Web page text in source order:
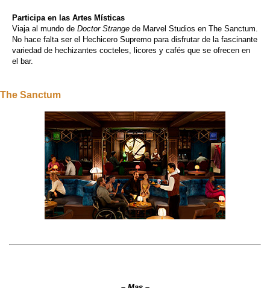
Participa en las Artes Místicas
Viaja al mundo de Doctor Strange de Marvel Studios en The Sanctum.
No hace falta ser el Hechicero Supremo para disfrutar de la fascinante
variedad de hechizantes cocteles, licores y cafés que se ofrecen en
el bar.
The Sanctum